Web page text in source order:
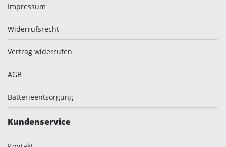
Impressum
Widerrufsrecht
Vertrag widerrufen
AGB
Batterieentsorgung
Kundenservice